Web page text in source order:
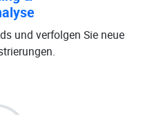
und verfolgen Sie neue